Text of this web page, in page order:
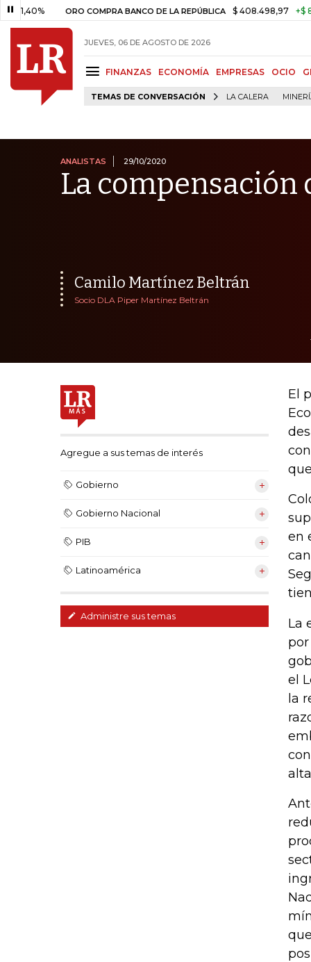
ORO COMPRA BANCO DE LA REPÚBLICA $ 408.498,97 +$ 8.753,81
JUEVES, 06 DE AGOSTO DE 2026
FINANZAS ECONOMÍA EMPRESAS OCIO
TEMAS DE CONVERSACIÓN LA CALERA
ANALISTAS 29/10/2020
La compensación
Camilo Martínez Beltrán
Socio DLA Piper Martínez Beltrán
Agregue a sus temas de interés
Gobierno
Gobierno Nacional
PIB
Latinoamérica
Administre sus temas
El
en
La
el
la